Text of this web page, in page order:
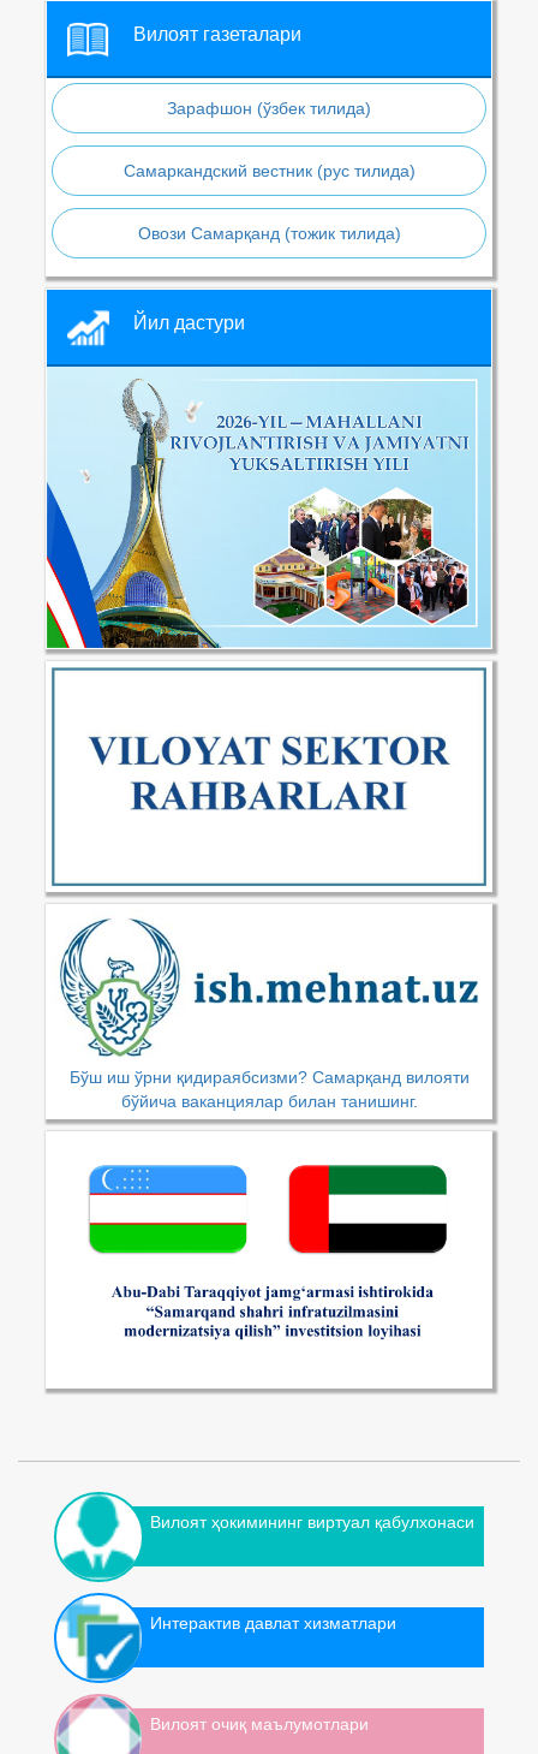
Вилоят газеталари
Зарафшон (ўзбек тилида)
Самаркандский вестник (рус тилида)
Овози Самарқанд (тожик тилида)
Йил дастури
Бўш иш ўрни қидираябсизми? Самарқанд вилояти
бўйича ваканциялар билан танишинг.
Вилоят ҳокимининг виртуал қабулхонаси
Интерактив давлат хизматлари
Вилоят очиқ маълумотлари